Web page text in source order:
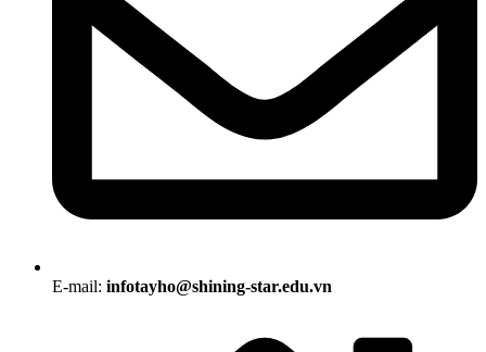
E-mail: infotayho@shining-star.edu.vn